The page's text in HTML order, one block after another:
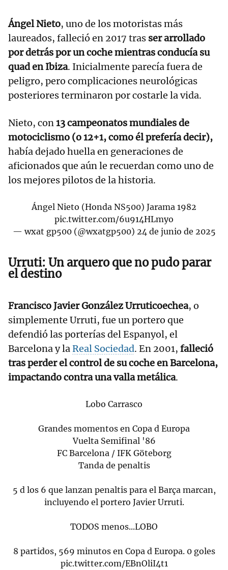
Ángel Nieto, uno de los motoristas más
laureados, falleció en 2017 tras ser arrollado
por detrás por un coche mientras conducía su
quad en Ibiza. Inicialmente parecía fuera de
peligro, pero complicaciones neurológicas
posteriores terminaron por costarle la vida.
Nieto, con13 campeonatos mundiales de
motociclismo (o 12+1, como él prefería decir),
había dejado huella en generaciones de
aficionados que aún le recuerdan como uno de
los mejores pilotos de la historia.
Ángel Nieto (Honda NS500) Jarama 1982
pic.twitter.com/6u914HLmyo
— wxat gp500 (@wxatgp500) 24 de junio de 2025
Urruti: Un arquero que no pudo parar
el destino
Francisco Javier González Urruticoechea, o
simplemente Urruti, fue un portero que
defendió las porterías del Espanyol, el
Barcelona y laReal Sociedad. En 2001, falleció
tras perder el control de su coche en Barcelona,
impactando contra una valla metálica.
Lobo Carrasco
Grandes momentos en Copa d Europa
Vuelta Semifinal '86
FC Barcelona / IFK Göteborg
Tanda de penaltis
5 d los 6 que lanzan penaltis para el Barça marcan,
incluyendo el portero Javier Urruti.
TODOS menos...LOBO
8 partidos, 569 minutos en Copa d Europa. 0 goles
pic.twitter.com/EBnOliI4t1